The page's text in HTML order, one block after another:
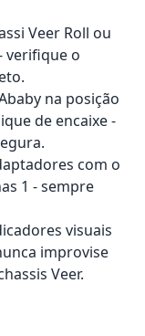
Veer Roll ou
verifique o
na posição
de encaixe -
com o
1 - sempre
visuais
improvise
Veer.